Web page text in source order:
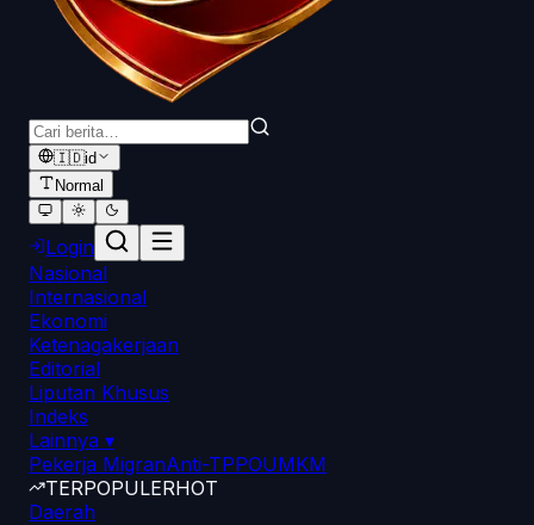
🇮🇩id
Normal
Login
Nasional
Internasional
Ekonomi
Ketenagakerjaan
Editorial
Liputan Khusus
Indeks
Lainnya ▾
Pekerja MigranAnti-TPPOUMKM
TERPOPULERHOT
Daerah